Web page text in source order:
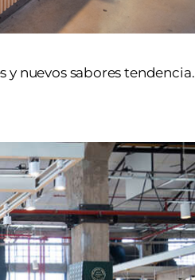
y nuevos sabores tendencia.